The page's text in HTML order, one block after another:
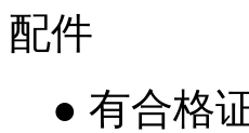
配件
● 有合格